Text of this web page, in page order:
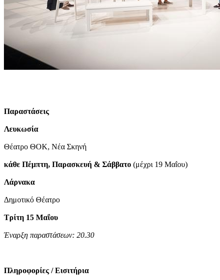
Παραστάσεις
Λευκωσία
Θέατρο ΘΟΚ, Νέα Σκηνή
κάθε Πέμπτη, Παρασκευή & Σάββατο (μέχρι 19 Μαΐου)
Λάρνακα
Δημοτικό Θέατρο
Τρίτη 15 Μαΐου
Έναρξη παραστάσεων: 20.30
Πληροφορίες / Εισιτήρια